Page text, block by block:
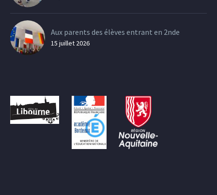
Aux parents des élèves entrant en 2nde
15 juillet 2026